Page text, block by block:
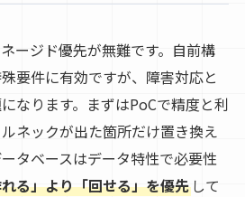
ージド優先が無難です。自前構
要件に有効ですが、障害対応と
なります。まずはPoCで精度と利
ネックが出た箇所だけ置き換え
タベースはデータ特性で必要性
る」より「回せる」を優先して